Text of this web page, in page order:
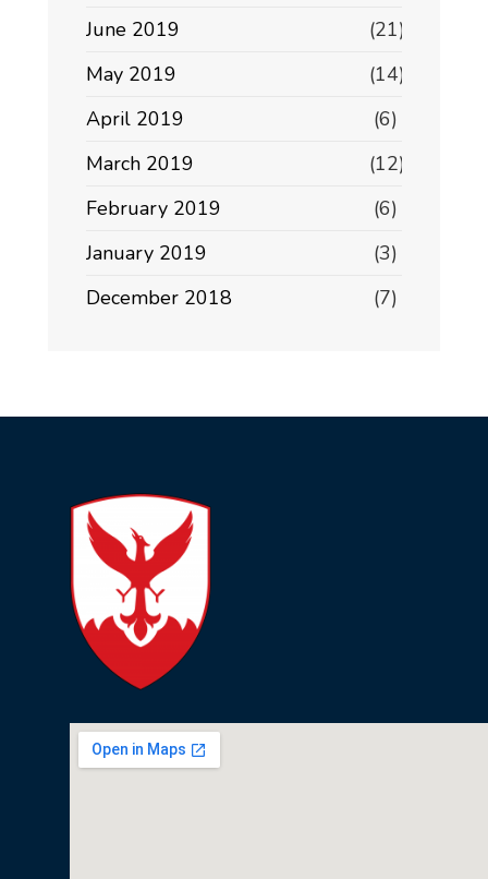
June 2019
(21)
May 2019
(14)
April 2019
(6)
March 2019
(12)
February 2019
(6)
January 2019
(3)
December 2018
(7)